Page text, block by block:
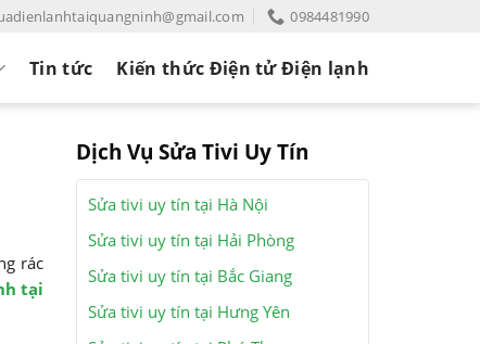
0984481990
Tin tức Kiến thức Điện tử Điện lạnh
rác
tại
Dịch Vụ Sửa Tivi Uy Tín
Sửa tivi uy tín tại Hà Nội
Sửa tivi uy tín tại Hải Phòng
Sửa tivi uy tín tại Bắc Giang
Sửa tivi uy tín tại Hưng Yên